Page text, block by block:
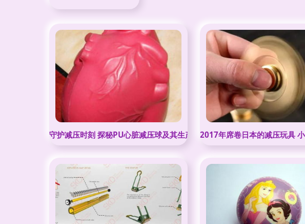
守护减压时刻 探秘PU心脏减压球及其生产工艺2017年席卷日本的减压玩具